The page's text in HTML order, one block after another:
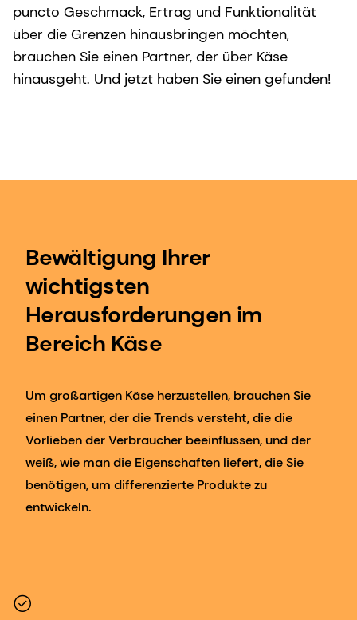
puncto Geschmack, Ertrag und Funktionalität
über die Grenzen hinausbringen möchten,
brauchen Sie einen Partner, der über Käse
hinausgeht. Und jetzt haben Sie einen gefunden!
Bewältigung Ihrer
wichtigsten
Herausforderungen im
Bereich Käse
Um großartigen Käse herzustellen, brauchen Sie
einen Partner, der die Trends versteht, die die
Vorlieben der Verbraucher beeinflussen, und der
weiß, wie man die Eigenschaften liefert, die Sie
benötigen, um differenzierte Produkte zu
entwickeln.